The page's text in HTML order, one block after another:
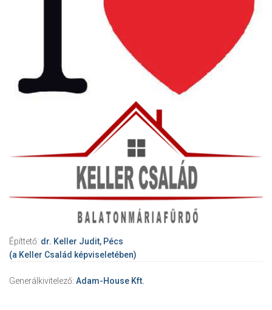
Építtető: dr. Keller Judit, Pécs
(a Keller Család képviseletében)
Generálkivitelező: Adam-House Kft.